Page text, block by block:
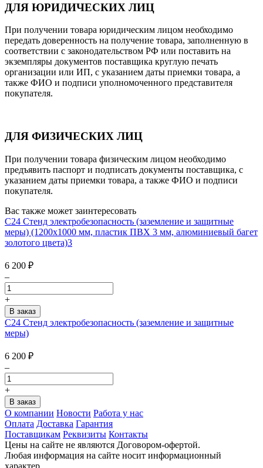
ДЛЯ ЮРИДИЧЕСКИХ ЛИЦ
При получении товара юридическим лицом необходимо
передать доверенность на получение товара, заполненную в
соответствии с законодательством РФ или поставить на
экземпляры документов поставщика круглую печать
организации или ИП, с указанием даты приемки товара, а
также ФИО и подписи уполномоченного представителя
покупателя.
ДЛЯ ФИЗИЧЕСКИХ ЛИЦ
При получении товара физическим лицом необходимо
предъявить паспорт и подписать документы поставщика, с
указанием даты приемки товара, а также ФИО и подписи
покупателя.
Вас также может заинтересовать
С24 Стенд электробезопасность (заземление и защитные
меры) (1200х1000 мм, пластик ПВХ 3 мм, алюминиевый багет
золотого цвета)3
6 200 ₽
–
+
С24 Стенд электробезопасность (заземление и защитные
меры)
6 200 ₽
–
+
О компании Новости Работа у нас
Оплата Доставка Гарантия
Поставщикам Реквизиты Контакты
Цены на сайте не являются Договором-офертой.
Любая информация на сайте носит информационный
характер.